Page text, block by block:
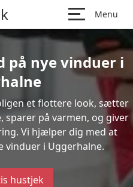
Menu
på nye vinduer i
et flottere look, sætter
på varmen, og giver
Vi hjælper dig med at
vinduer i Uggerhalne.
hustjek